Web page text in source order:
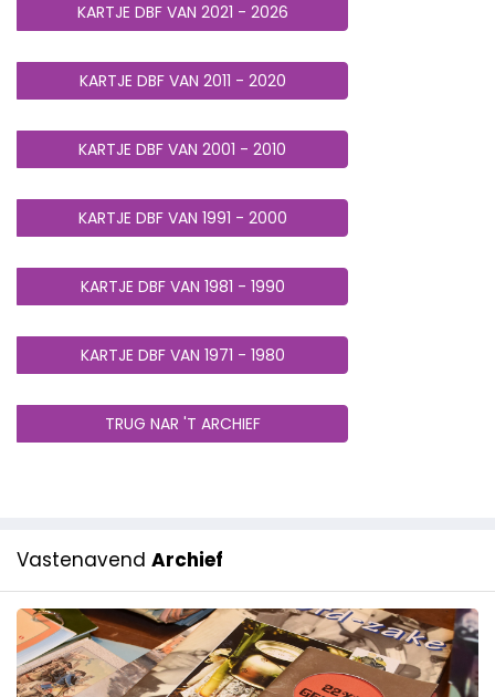
KARTJE DBF VAN 2021 - 2026
KARTJE DBF VAN 2011 - 2020
KARTJE DBF VAN 2001 - 2010
KARTJE DBF VAN 1991 - 2000
KARTJE DBF VAN 1981 - 1990
KARTJE DBF VAN 1971 - 1980
TRUG NAR 'T ARCHIEF
Vastenavend Archief